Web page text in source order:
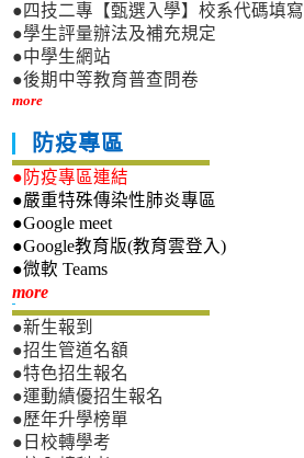
●四技二專【甄選入學】校系代碼填寫
●學生評量辦法及補充規定
●中學生網站
●後期中等教育普查問卷
more
防疫專區
●防疫專區連結
●嚴重特殊傳染性肺炎專區
●Google meet
●Google教育版(教育雲登入)
●微軟 Teams
more新生專區
●新生報到
●招生管道名額
●特色招生報名
●運動績優招生報名
●歷年升學榜單
●日校轉學考